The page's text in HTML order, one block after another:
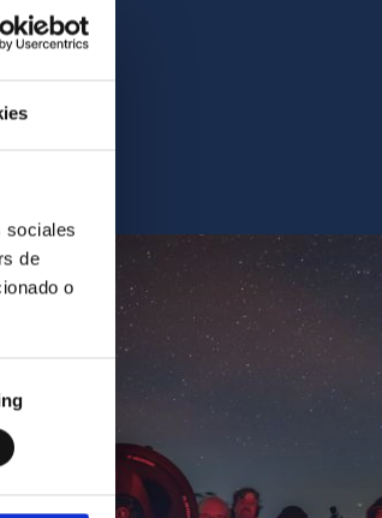
sociales
de
o